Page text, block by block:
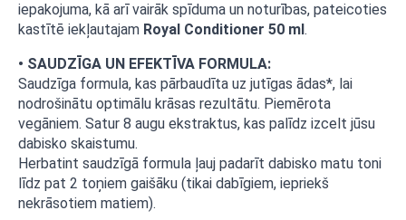
iepakojuma, kā arī vairāk spīduma un noturības, pateicoties
kastītē iekļautajam Royal Conditioner 50 ml.
• SAUDZĪGA UN EFEKTĪVA FORMULA:
Saudzīga formula, kas pārbaudīta uz jutīgas ādas*, lai
nodrošinātu optimālu krāsas rezultātu. Piemērota
vegāniem. Satur 8 augu ekstraktus, kas palīdz izcelt jūsu
dabisko skaistumu.
Herbatint saudzīgā formula ļauj padarīt dabisko matu toni
līdz pat 2 toņiem gaišāku (tikai dabīgiem, iepriekš
nekrāsotiem matiem).